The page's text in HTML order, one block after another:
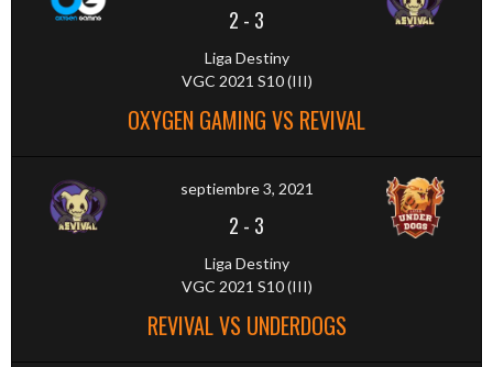
2 - 3
Liga Destiny
VGC 2021 S10 (III)
OXYGEN GAMING VS REVIVAL
septiembre 3, 2021
2 - 3
Liga Destiny
VGC 2021 S10 (III)
REVIVAL VS UNDERDOGS